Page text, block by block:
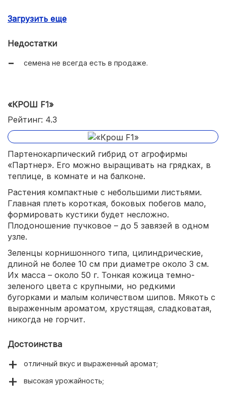
Загрузить еще
Недостатки
семена не всегда есть в продаже.
«КРОШ F1»
Рейтинг: 4.3
Партенокарпический гибрид от агрофирмы
«Партнер». Его можно выращивать на грядках, в
теплице, в комнате и на балконе.
Растения компактные с небольшими листьями.
Главная плеть короткая, боковых побегов мало,
формировать кустики будет несложно.
Плодоношение пучковое – до 5 завязей в одном
узле.
Зеленцы корнишонного типа, цилиндрические,
длиной не более 10 см при диаметре около 3 см.
Их масса – около 50 г. Тонкая кожица темно-
зеленого цвета с крупными, но редкими
бугорками и малым количеством шипов. Мякоть с
выраженным ароматом, хрустящая, сладковатая,
никогда не горчит.
Достоинства
отличный вкус и выраженный аромат;
высокая урожайность;